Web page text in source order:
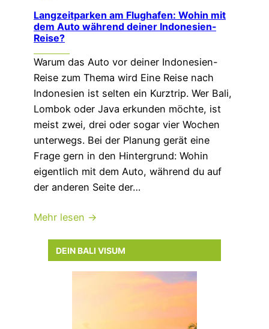
Langzeitparken am Flughafen: Wohin mit
dem Auto während deiner Indonesien-
Reise?
Warum das Auto vor deiner Indonesien-
Reise zum Thema wird Eine Reise nach
Indonesien ist selten ein Kurztrip. Wer Bali,
Lombok oder Java erkunden möchte, ist
meist zwei, drei oder sogar vier Wochen
unterwegs. Bei der Planung gerät eine
Frage gern in den Hintergrund: Wohin
eigentlich mit dem Auto, während du auf
der anderen Seite der…
Mehr lesen →
DEIN BALI VISUM